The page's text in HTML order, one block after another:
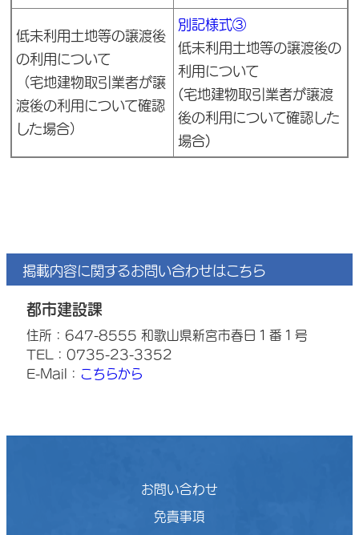
低未利用土地等の譲渡後
の利用について
（宅地建物取引業者が譲
渡後の利用について確認
した場合）
別記様式③
低未利用土地等の譲渡後の
利用について
(宅地建物取引業者が譲渡
後の利用について確認した
場合)
掲載内容に関するお問い合わせはこちら
都市建設課
住所：647-8555 和歌山県新宮市春日１番１号
TEL：0735-23-3352
E-Mail： こちらから
お問い合わせ
免責事項